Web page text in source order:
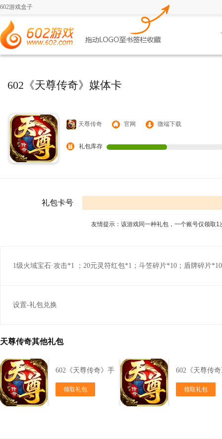
602游戏盒子
602《天尊传奇》媒体卡
天尊传奇 官网 微端下载
礼包库存
礼包卡号
友情提示：该游戏同一种礼包，一个账号仅领取
1级火域宝石·攻击*1 ；20元灵符红包*1；斗笠碎片*10；盾牌碎片*10
设置-礼包兑换
天尊传奇其他礼包
602《天尊传奇》手
机卡
领取礼包
602《天尊传
体卡
领取礼包